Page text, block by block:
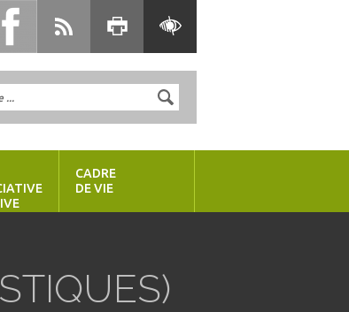
CADRE
DE VIE